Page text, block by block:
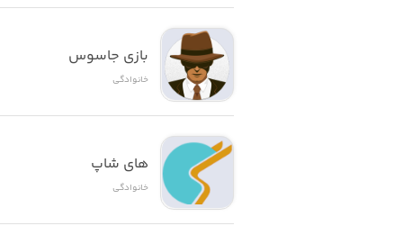
بازی جاسوس
خانوادگی
های شاپ
خانوادگی